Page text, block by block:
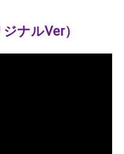
ナルVer）